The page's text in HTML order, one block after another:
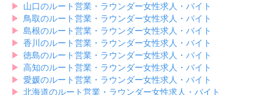
▶︎ 山口のルート営業・ラウンダー女性求人・バイト
▶︎ 鳥取のルート営業・ラウンダー女性求人・バイト
▶︎ 島根のルート営業・ラウンダー女性求人・バイト
▶︎ 香川のルート営業・ラウンダー女性求人・バイト
▶︎ 徳島のルート営業・ラウンダー女性求人・バイト
▶︎ 高知のルート営業・ラウンダー女性求人・バイト
▶︎ 愛媛のルート営業・ラウンダー女性求人・バイト
▶︎ 北海道のルート営業・ラウンダー女性求人・バイト